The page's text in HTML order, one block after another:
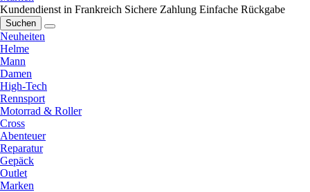
Kundendienst in Frankreich Sichere Zahlung Einfache Rückgabe
Suchen
Neuheiten
Helme
Mann
Damen
High-Tech
Rennsport
Motorrad & Roller
Cross
Abenteuer
Reparatur
Gepäck
Outlet
Marken